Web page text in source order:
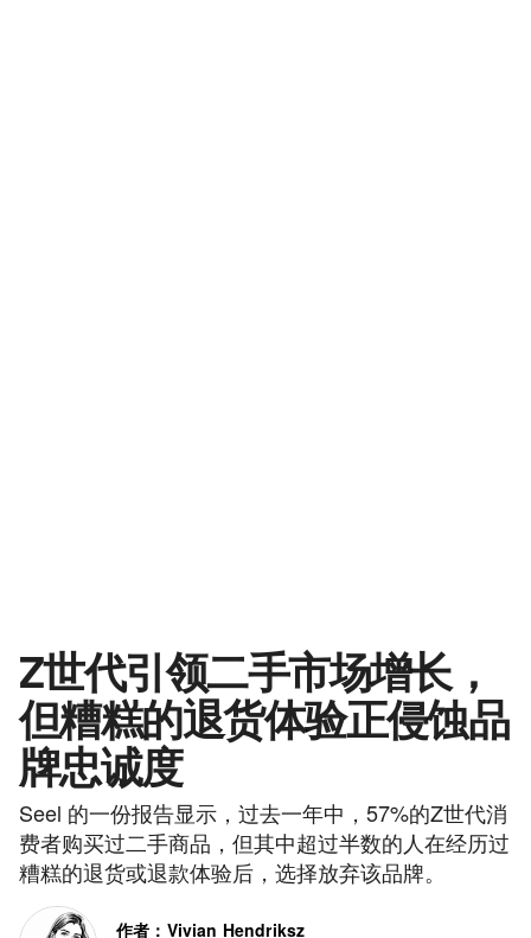
Z世代引领二手市场增长，
但糟糕的退货体验正侵蚀品
牌忠诚度
Seel 的一份报告显示，过去一年中，57%的Z世代消
费者购买过二手商品，但其中超过半数的人在经历过
糟糕的退货或退款体验后，选择放弃该品牌。
作者：Vivian Hendriksz